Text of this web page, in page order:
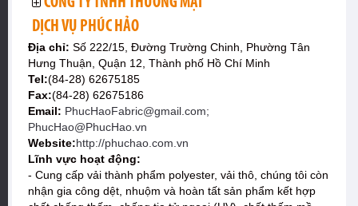
DỊCH VỤ PHÚC HẢO
Địa chỉ: Số 222/15, Đường Trường Chinh, Phường Tân
Hưng Thuận, Quận 12, Thành phố Hồ Chí Minh
Tel:(84-28) 62675185
Fax:(84-28) 62675186
Email: PhucHaoFabric@gmail.com;
PhucHao@PhucHao.vn
Website:http://phuchao.com.vn
Lĩnh vực hoạt động:
- Cung cấp vải thành phẩm polyester, vải thô, chúng tôi còn
nhận gia công dệt, nhuộm và hoàn tất sản phẩm kết hợp